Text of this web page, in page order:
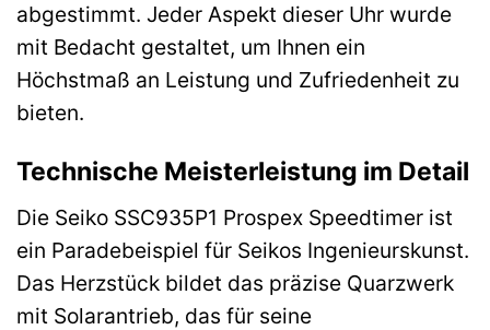
abgestimmt. Jeder Aspekt dieser Uhr wurde
mit Bedacht gestaltet, um Ihnen ein
Höchstmaß an Leistung und Zufriedenheit zu
bieten.
Technische Meisterleistung im Detail
Die Seiko SSC935P1 Prospex Speedtimer ist
ein Paradebeispiel für Seikos Ingenieurskunst.
Das Herzstück bildet das präzise Quarzwerk
mit Solarantrieb, das für seine